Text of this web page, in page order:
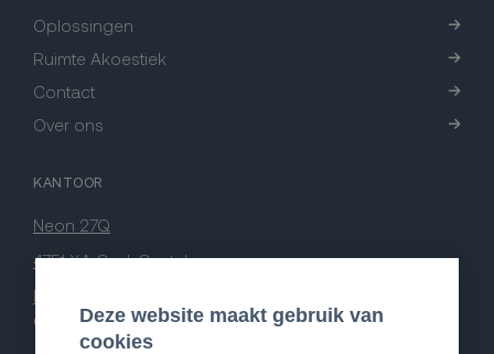
Deze website maakt gebruik van
cookies
Oplossingen
Ruimte Akoestiek
Contact
Over ons
KANTOOR
Neon 27Q
4751 XA Oud-Gastel
Nederland
CONTACT